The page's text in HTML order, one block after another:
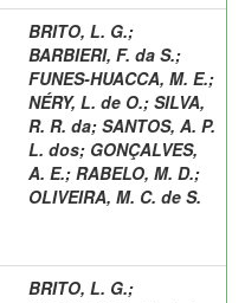
BRITO, L. G.;
BARBIERI, F. da S.;
FUNES-HUACCA, M. E.;
NÉRY, L. de O.; SILVA,
R. R. da; SANTOS, A. P.
L. dos; GONÇALVES,
A. E.; RABELO, M. D.;
OLIVEIRA, M. C. de S.
BRITO, L. G.;